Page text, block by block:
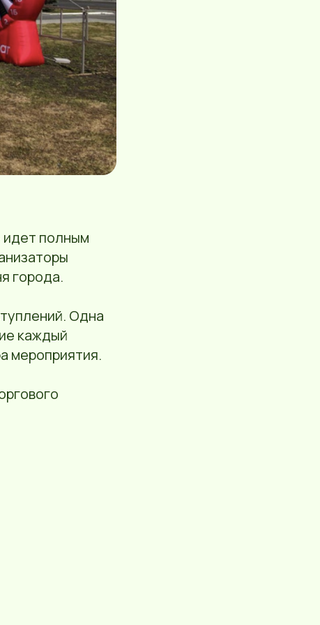
идет полным
города.
Одна
каждый
мероприятия.